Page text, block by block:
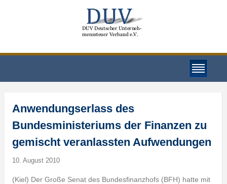
Anwendungserlass des
Bundesministeriums der Finanzen zu
gemischt veranlassten Aufwendungen
10. August 2010
(Kiel) Der Große Senat des Bundesfinanzhofs (BFH) hatte mit